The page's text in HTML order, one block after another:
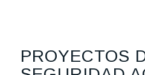
PROYECTOS